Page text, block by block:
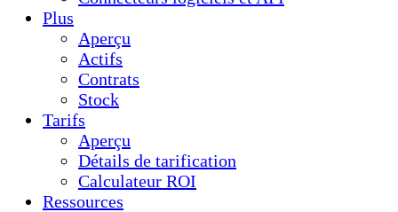
Plus
Aperçu
Actifs
Contrats
Stock
Tarifs
Aperçu
Détails de tarification
Calculateur ROI
Ressources